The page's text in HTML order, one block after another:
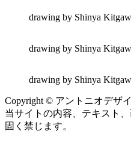
drawing by Shinya
drawing by Shinya
drawing by Shinya
Copyright © アントニオデザ
当サイトの内容、テキスト
固く禁じます。